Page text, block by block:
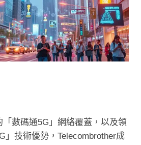
數碼通5G」網絡覆蓋，以及領
」技術優勢，Telecombrother成